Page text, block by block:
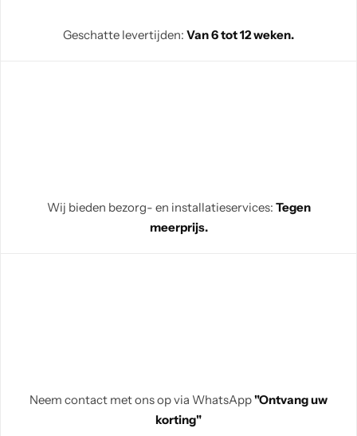
Geschatte levertijden: Van 6 tot 12 weken.
Wij bieden bezorg- en installatieservices: Tegen
meerprijs.
Neem contact met ons op via WhatsApp"Ontvang uw
korting"